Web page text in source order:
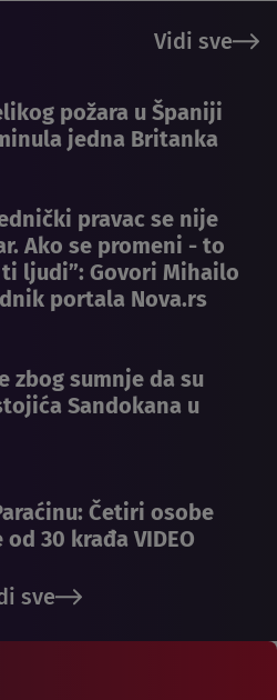
Vidi sve
požara u Španiji
jedna Britanka
pravac se nije
Ako se promeni - to
ljudi”: Govori Mihailo
portala Nova.rs
zbog sumnje da su
Sandokana u
Četiri osobe
30 krađa VIDEO
sve